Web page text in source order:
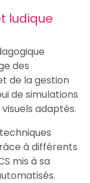
ludique
des
de la gestion
de simulations
adaptés.
à différents
mis à sa